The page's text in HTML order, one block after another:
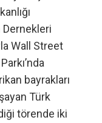
Wall Street
bayrakları
Türk
törende iki